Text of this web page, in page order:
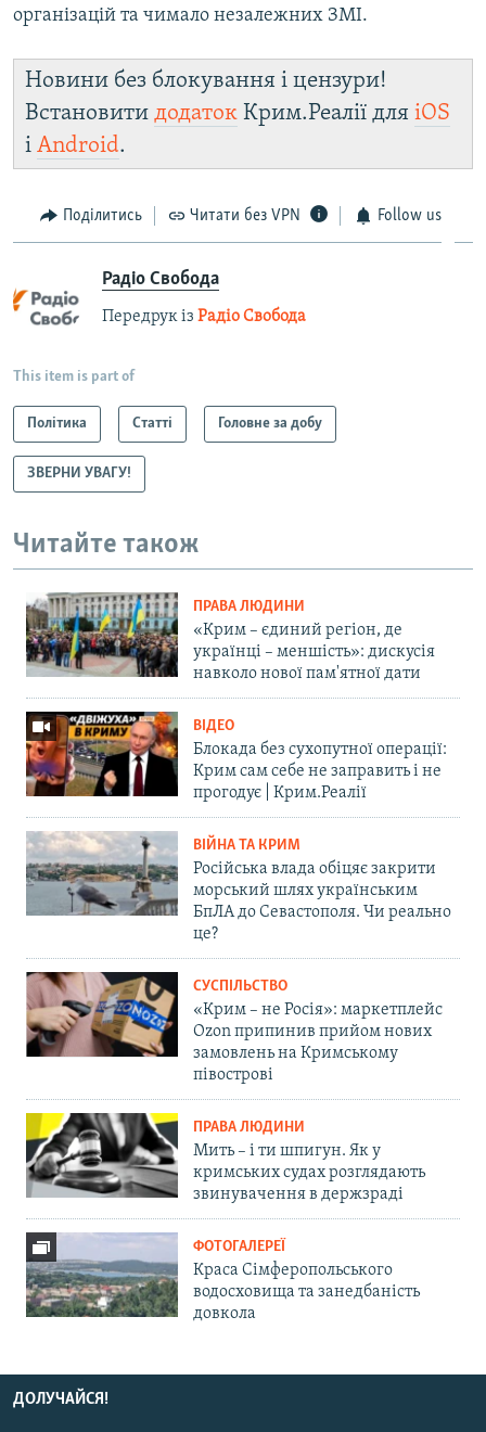
організацій та чимало незалежних ЗМІ.
Новини без блокування і цензури!
Встановити додаток Крим.Реалії для iOS
і Android.
Поділитись Читати без VPN Follow us
Радіо Свобода
Передрук із Радіо Свобода
This item is part of
Політика Статті Головне за добу
ЗВЕРНИ УВАГУ!
Читайте також
ПРАВА ЛЮДИНИ
«Крим – єдиний регіон, де
українці – меншість»: дискусія
навколо нової пам'ятної дати
ВІДЕО
Блокада без сухопутної операції:
Крим сам себе не заправить і не
прогодує | Крим.Реалії
ВІЙНА ТА КРИМ
Російська влада обіцяє закрити
морський шлях українським
БпЛА до Севастополя. Чи реально
це?
СУСПІЛЬСТВО
«Крим – не Росія»: маркетплейс
Ozon припинив прийом нових
замовлень на Кримському
півострові
ПРАВА ЛЮДИНИ
Мить – і ти шпигун. Як у
кримських судах розглядають
звинувачення в держзраді
ФОТОГАЛЕРЕЇ
Краса Сімферопольського
водосховища та занедбаність
довкола
ДОЛУЧАЙСЯ!